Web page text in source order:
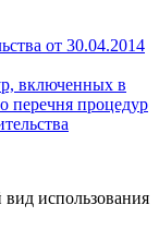
от 30.04.2014
включенных в
перечня процедур
использования